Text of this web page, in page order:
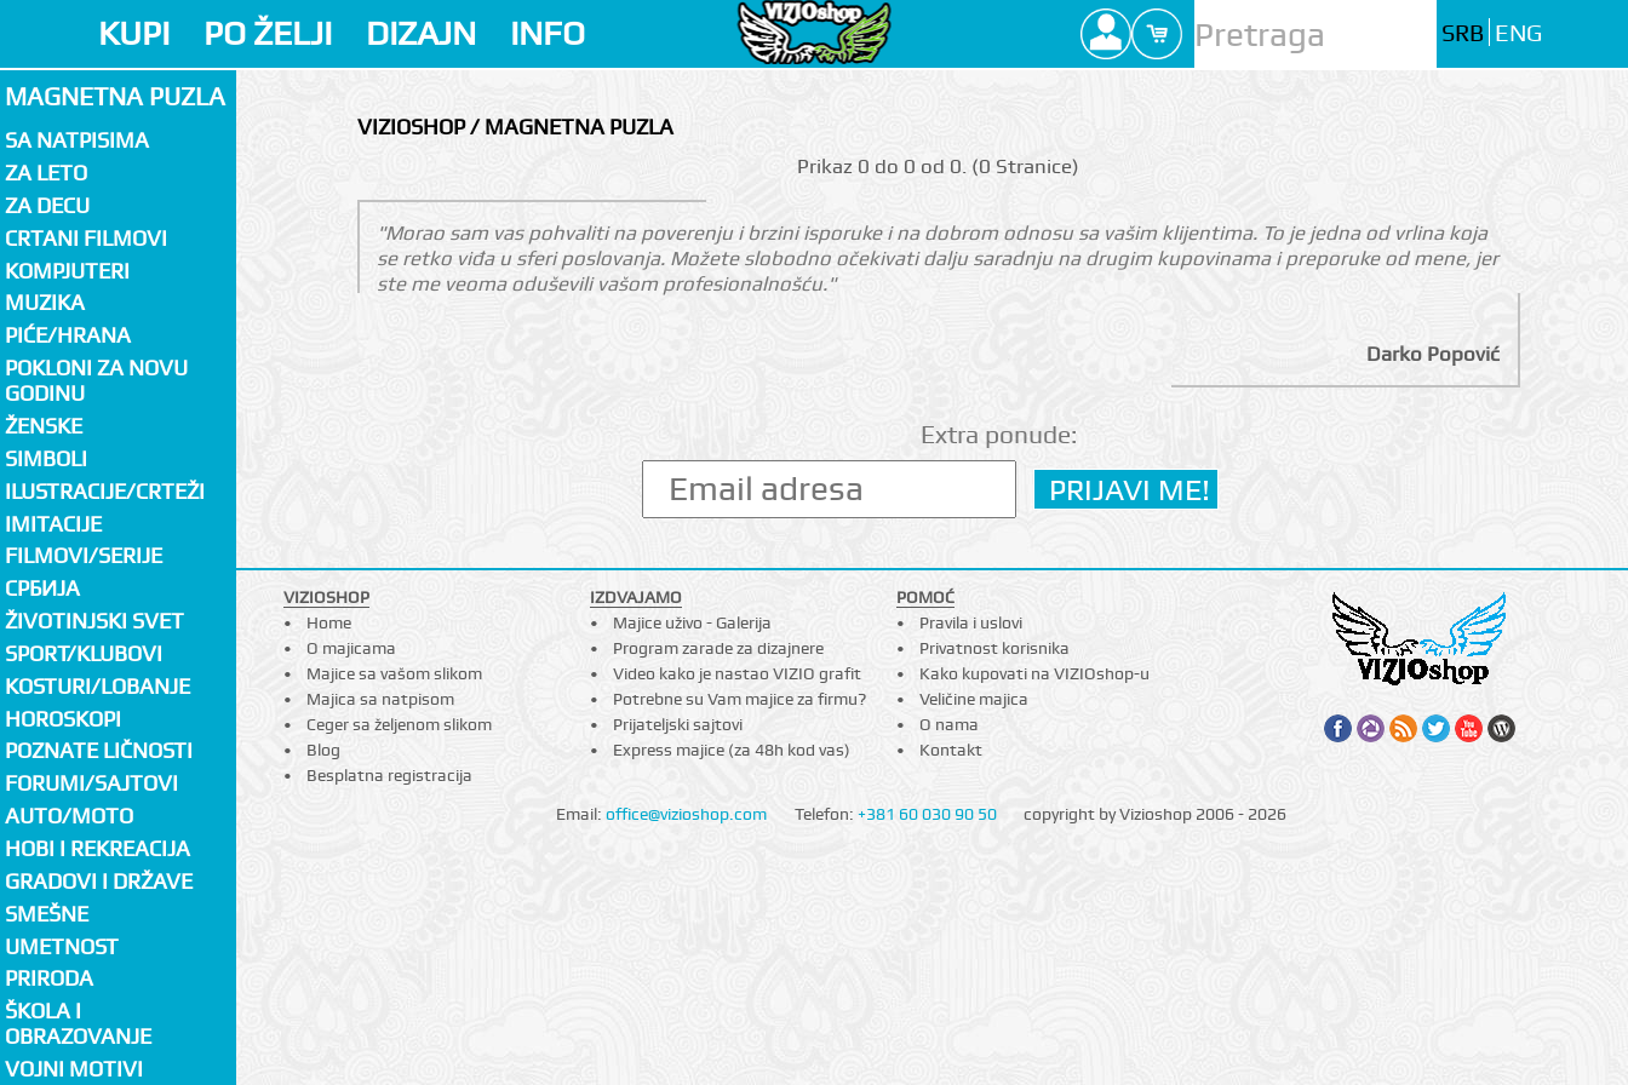
KUPI PO ŽELJI DIZAJN INFO SRB ENG
MAGNETNA PUZLA
SA NATPISIMA
ZA LETO
ZA DECU
CRTANI FILMOVI
KOMPJUTERI
MUZIKA
PIĆE/HRANA
POKLONI ZA NOVU
GODINU
ŽENSKE
SIMBOLI
ILUSTRACIJE/CRTEŽI
IMITACIJE
FILMOVI/SERIJE
СРБИЈА
ŽIVOTINJSKI SVET
SPORT/KLUBOVI
KOSTURI/LOBANJE
HOROSKOPI
POZNATE LIČNOSTI
FORUMI/SAJTOVI
AUTO/MOTO
HOBI I REKREACIJA
GRADOVI I DRŽAVE
SMEŠNE
UMETNOST
PRIRODA
ŠKOLA I
OBRAZOVANJE
VOJNI MOTIVI
VIZIOSHOP / MAGNETNA PUZLA
Prikаz 0 do 0 оd 0. (0 Strаnicе)
"Morao sam vas pohvaliti na poverenju i brzini isporuke i na dobrom odnosu sa vašim klijentima. To je jedna od vrlina koja
se retko viđa u sferi poslovanja. Možete slobodno očekivati dalju saradnju na drugim kupovinama i preporuke od mene, jer
ste me veoma oduševili vašom profesionalnošću."
Darko Popović
Extra ponude:
VIZIOSHOP
Home
O majicama
Majice sa vašom slikom
Majica sa natpisom
Ceger sa željenom slikom
Blog
Besplatna registracija
IZDVAJAMO
Majice uživo - Galerija
Program zarade za dizajnere
Video kako je nastao VIZIO grafit
Potrebne su Vam majice za firmu?
Prijateljski sajtovi
Express majice (za 48h kod vas)
POMOĆ
Pravila i uslovi
Privatnost korisnika
Kako kupovati na VIZIOshop-u
Veličine majica
O nama
Kontakt
Email: office@vizioshop.com Telefon: +381 60 030 90 50 copyright by Vizioshop 2006 - 2026